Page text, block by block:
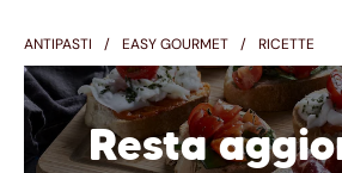
ANTIPASTI EASY GOURMET RICETTE
Resta